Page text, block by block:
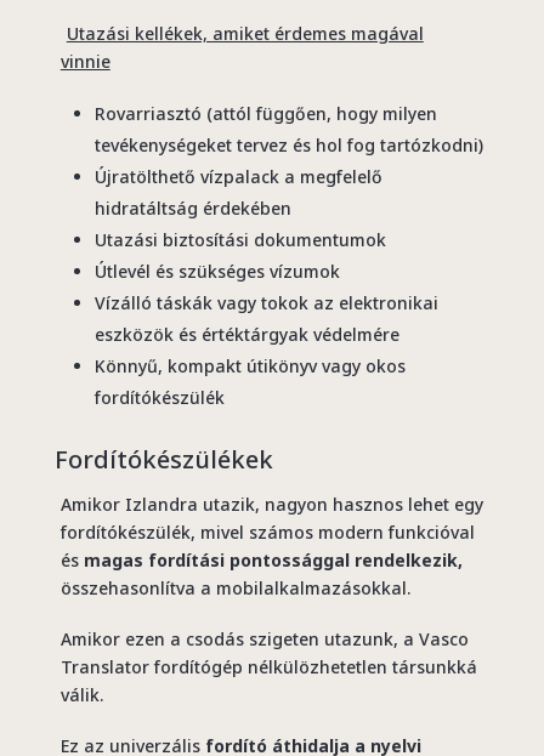
Utazási kellékek, amiket érdemes magával
vinnie
Rovarriasztó (attól függően, hogy milyen
tevékenységeket tervez és hol fog tartózkodni)
Újratölthető vízpalack a megfelelő
hidratáltság érdekében
Utazási biztosítási dokumentumok
Útlevél és szükséges vízumok
Vízálló táskák vagy tokok az elektronikai
eszközök és értéktárgyak védelmére
Könnyű, kompakt útikönyv vagy okos
fordítókészülék
Fordítókészülékek
Amikor Izlandra utazik, nagyon hasznos lehet egy
fordítókészülék, mivel számos modern funkcióval
és magas fordítási pontossággal rendelkezik,
összehasonlítva a mobilalkalmazásokkal.
Amikor ezen a csodás szigeten utazunk, a Vasco
Translator fordítógép nélkülözhetetlen társunkká
válik.
Ez az univerzális fordító áthidalja a nyelvi